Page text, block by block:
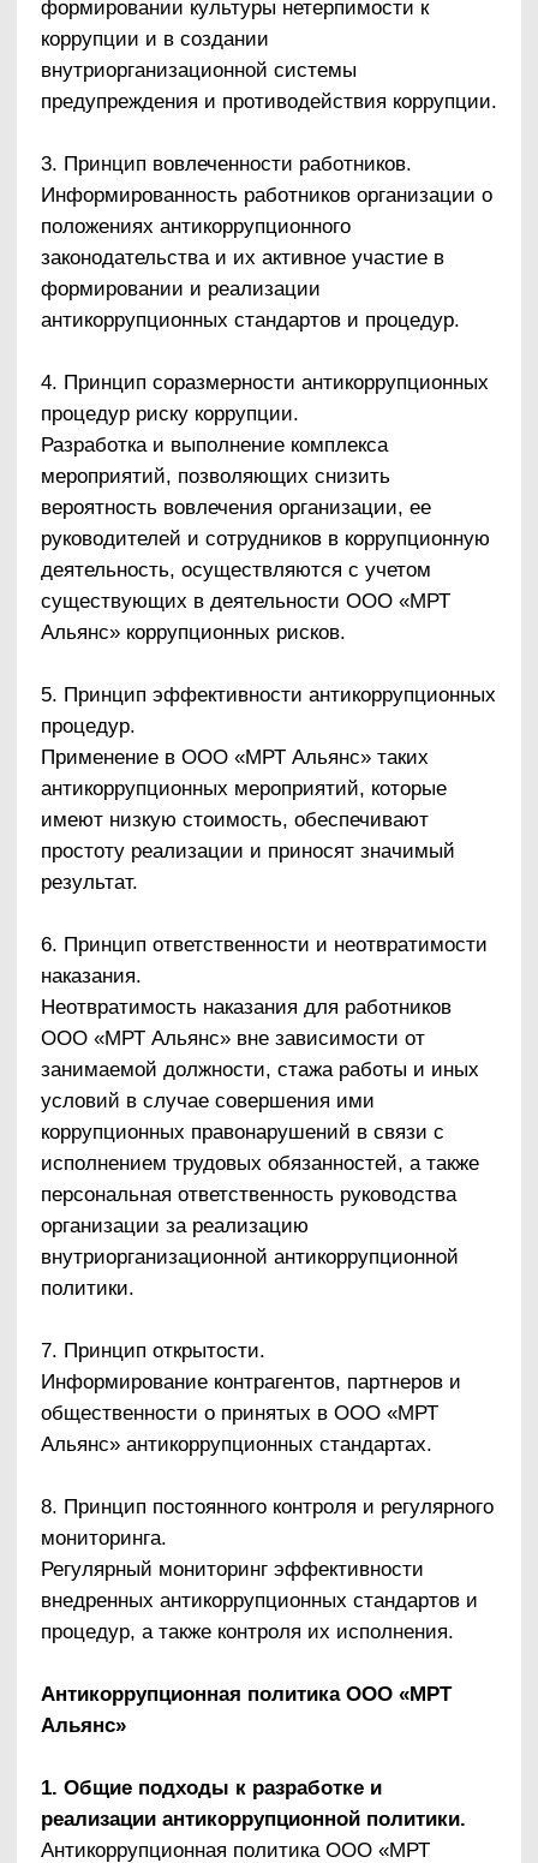
1.3. Реализация предусмотренных политикой
антикоррупционных мер.
Утвержденная политика подлежит
деятельности ООО «МРТ Альянс».
стадии имеет поддержка антикоррупционных
мероприятий и инициатив руководством
организации. Директор ООО «МРТ Альянс», с
одной стороны, должен демонстрировать
антикоррупционных стандартов поведения, а с
другой стороны, выступать гарантом
правил и процедур.
1.4. Анализ применения антикоррупционной
пересмотр.
В ООО «МРТ Альянс» проводится регулярный
мониторинг хода и эффективности реализации
антикоррупционной политики. В частности,
должностное лицо или структурное
подразделение организации, на которое
противодействию коррупции, ежегодно
представляет руководству организации
соответствующий отчет. Если по результатам
мониторинга возникают сомнения в
антикоррупционных мероприятий, необходимо
изменения и дополнения.
Пересмотр принятой антикоррупционной
политики может проводиться и в иных случаях,
таких как внесение изменений в Трудовой
кодекс и законодательство о противодействии
коррупции, изменение организационно-
лиц, попадающих под ее действие.
Основным кругом лиц, попадающих под
действие политики, являются работники ООО
«МРТ Альянс», находящиеся с ней в трудовых
должности и выполняемых функций. Однако
политика закрепляет случаи и условия, при
которых ее действие распространяется и на
других лиц, например, физических и (или)
юридических лиц, с которыми организация
вступает в иные договорные отношения. Эти
закреплены в договорах, заключаемых
организацией с контрагентами.
1.6. Закрепление обязанностей работников
ООО «МРТ Альянс», связанных с
Обязанности работников организации в связи с
предупреждением и противодействием
коррупции:
воздерживаться от совершения и (или)
участия в совершении коррупционных
воздерживаться от поведения, которое
может быть истолковано окружающими как
готовность совершить или участвовать в
совершении коррупционного
правонарушения в интересах или от имени
организации;
ответственное за реализацию
правонарушений;
непосредственного начальника / лицо,
ответственное за реализацию